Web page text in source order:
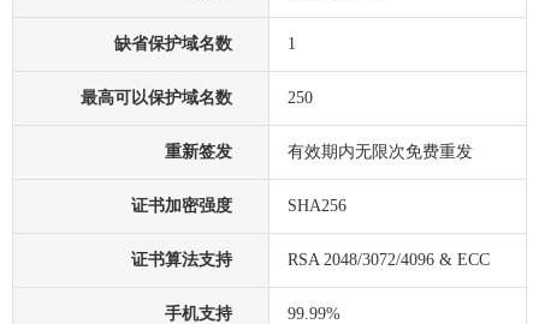
缺省保护域名数 1
最高可以保护域名数 250
重新签发 有效期内无限次免费重发
证书加密强度 SHA256
证书算法支持 RSA 2048/3072/4096 & ECC
手机支持 99.99%